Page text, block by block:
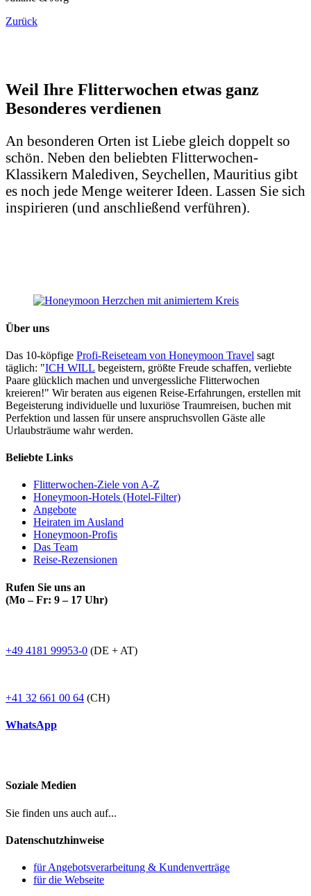
Zurück
Weil Ihre Flitterwochen etwas ganz
Besonderes verdienen
An besonderen Orten ist Liebe gleich doppelt so
schön. Neben den beliebten Flitterwochen-
Klassikern Malediven, Seychellen, Mauritius gibt
es noch jede Menge weiterer Ideen. Lassen Sie sich
inspirieren (und anschließend verführen).
Über uns
Das 10-köpfige Profi-Reiseteam von Honeymoon Travel sagt
täglich: "ICH WILL begeistern, größte Freude schaffen, verliebte
Paare glücklich machen und unvergessliche Flitterwochen
kreieren!" Wir beraten aus eigenen Reise-Erfahrungen, erstellen mit
Begeisterung individuelle und luxuriöse Traumreisen, buchen mit
Perfektion und lassen für unsere anspruchsvollen Gäste alle
Urlaubsträume wahr werden.
Beliebte Links
Flitterwochen-Ziele von A-Z
Honeymoon-Hotels (Hotel-Filter)
Angebote
Heiraten im Ausland
Honeymoon-Profis
Das Team
Reise-Rezensionen
Rufen Sie uns an
(Mo – Fr: 9 – 17 Uhr)
+49 4181 99953-0 (DE + AT)
+41 32 661 00 64 (CH)
WhatsApp
Soziale Medien
Sie finden uns auch auf...
Datenschutzhinweise
für Angebotsverarbeitung & Kundenverträge
für die Webseite